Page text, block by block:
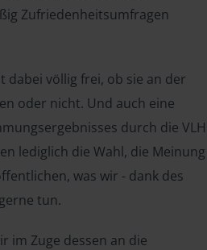
Zufriedenheitsumfragen
dabei völlig frei, ob sie an der
oder nicht. Und auch eine
durch die VLH
lediglich die Wahl, die Meinung
was wir - dank des
tun.
im Zuge dessen an die